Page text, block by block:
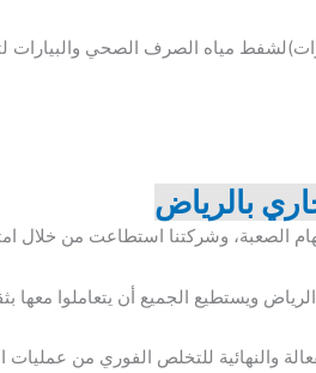
مياه الصرف الصحي
بالرياض
الصعبة، وشركتنا استطاعت من خلال
ويستطيع الجميع أن يتعاملوا معها
والنهائية للتخلص الفوري من